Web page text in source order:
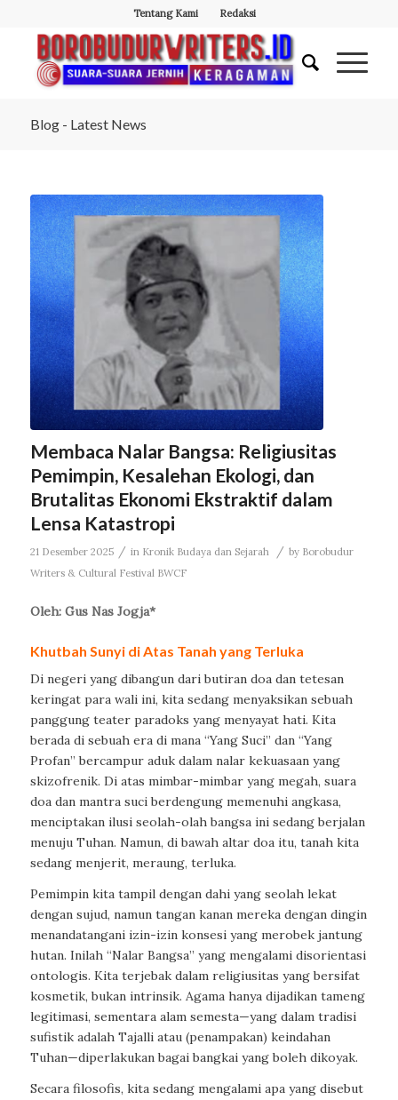
Tentang Kami Redaksi
Blog - Latest News
Membaca Nalar Bangsa: Religiusitas
Pemimpin, Kesalehan Ekologi, dan
Brutalitas Ekonomi Ekstraktif dalam
Lensa Katastropi
21 Desember 2025 / in Kronik Budaya dan Sejarah / by Borobudur
Writers & Cultural Festival BWCF
Oleh: Gus Nas Jogja*
Khutbah Sunyi di Atas Tanah yang Terluka
Di negeri yang dibangun dari butiran doa dan tetesan
keringat para wali ini, kita sedang menyaksikan sebuah
panggung teater paradoks yang menyayat hati. Kita
berada di sebuah era di mana “Yang Suci” dan “Yang
Profan” bercampur aduk dalam nalar kekuasaan yang
skizofrenik. Di atas mimbar-mimbar yang megah, suara
doa dan mantra suci berdengung memenuhi angkasa,
menciptakan ilusi seolah-olah bangsa ini sedang berjalan
menuju Tuhan. Namun, di bawah altar doa itu, tanah kita
sedang menjerit, meraung, terluka.
Pemimpin kita tampil dengan dahi yang seolah lekat
dengan sujud, namun tangan kanan mereka dengan dingin
menandatangani izin-izin konsesi yang merobek jantung
hutan. Inilah “Nalar Bangsa” yang mengalami disorientasi
ontologis. Kita terjebak dalam religiusitas yang bersifat
kosmetik, bukan intrinsik. Agama hanya dijadikan tameng
legitimasi, sementara alam semesta—yang dalam tradisi
sufistik adalah Tajalli atau (penampakan) keindahan
Tuhan—diperlakukan bagai bangkai yang boleh dikoyak.
Secara filosofis, kita sedang mengalami apa yang disebut